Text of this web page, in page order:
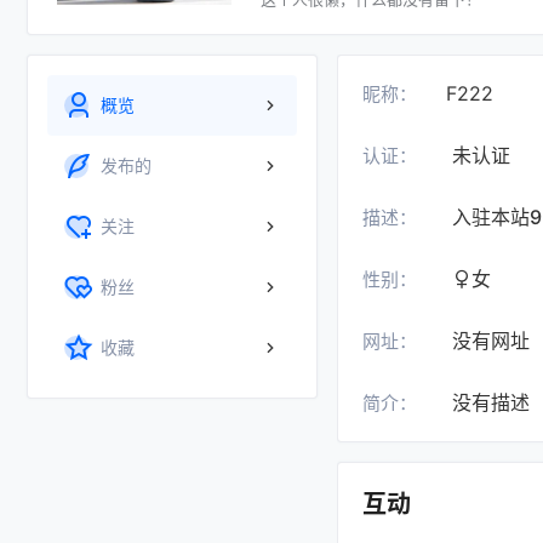
概览
发布的
关注
粉丝
收藏
昵称： F222
认证： 未认证
描述： 入驻本站
性别： 女
网址： 没有网址
简介： 没有描述
互动